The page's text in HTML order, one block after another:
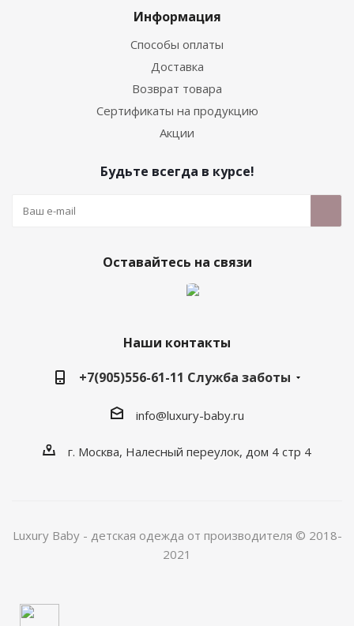
Информация
Способы оплаты
Доставка
Возврат товара
Сертификаты на продукцию
Акции
Будьте всегда в курсе!
Оставайтесь на связи
Наши контакты
+7(905)556-61-11 Служба заботы
info@luxury-baby.ru
г. Москва, Налесный переулок, дом 4 стр 4
Luxury Baby - детская одежда от производителя © 2018-
2021